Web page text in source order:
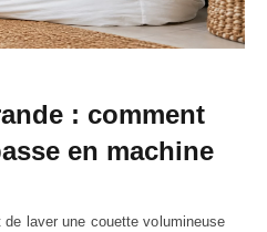
: comment
en machine
laver une couette volumineuse